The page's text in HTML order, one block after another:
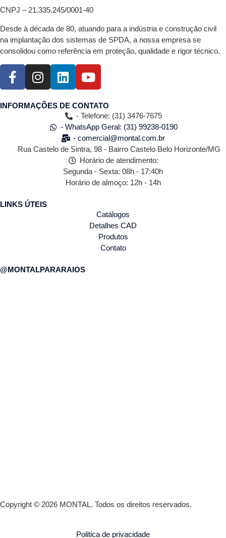
CNPJ – 21.335.245/0001-40
Desde à década de 80, atuando para a indústria e construção civil
na implantação dos sistemas de SPDA, a nossa empresa se
consolidou como referência em proteção, qualidade e rigor técnico.
INFORMAÇÕES DE CONTATO
- Telefone: (31) 3476-7675
- WhatsApp Geral: (31) 99238-0190
- comercial@montal.com.br
Rua Castelo de Sintra, 98 - Bairro Castelo Belo Horizonte/MG
Horário de atendimento:
Segunda - Sexta: 08h - 17:40h
Horário de almoço: 12h - 14h
LINKS ÚTEIS
Catálogos
Detalhes CAD
Produtos
Contato
@MONTALPARARAIOS
Copyright © 2026 MONTAL. Todos os direitos reservados.
Politica de privacidade